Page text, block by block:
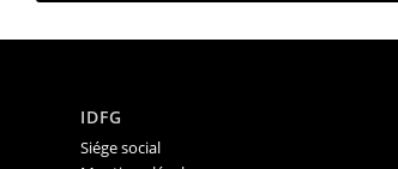
IDFG
Siége social